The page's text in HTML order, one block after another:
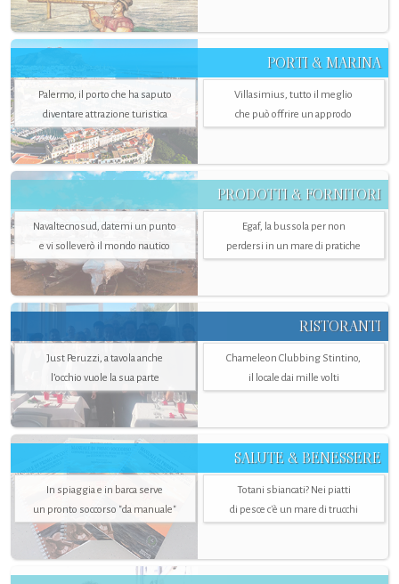
PORTI & MARINA
Palermo, il porto che ha saputo
diventare attrazione turistica
Villasimius, tutto il meglio
che può offrire un approdo
PRODOTTI & FORNITORI
Navaltecnosud, datemi un punto
e vi solleverò il mondo nautico
Egaf, la bussola per non
perdersi in un mare di pratiche
RISTORANTI
Just Peruzzi, a tavola anche
l’occhio vuole la sua parte
Chameleon Clubbing Stintino,
il locale dai mille volti
SALUTE & BENESSERE
In spiaggia e in barca serve
un pronto soccorso "da manuale"
Totani sbiancati? Nei piatti
di pesce c'è un mare di trucchi